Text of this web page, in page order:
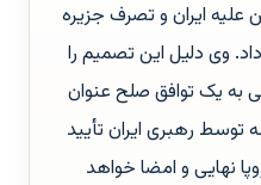
ایران و تصرف جزیره
وی دلیل این تصمیم را
به یک توافق صلح عنوان
رهبری ایران تأیید
نهایی و امضا خواهد